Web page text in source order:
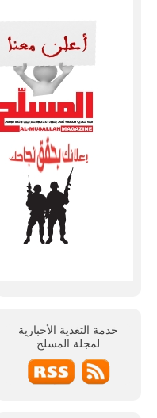
خدمة التغذية الأخبارية
لمجلة المسلح